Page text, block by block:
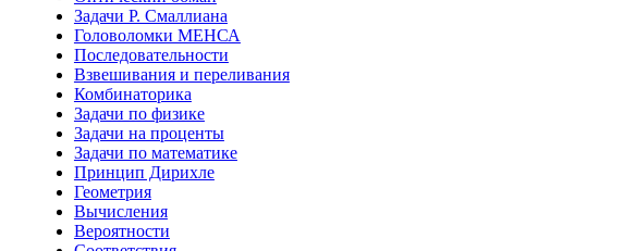
Задачи Р. Смаллиана
Головоломки МЕНСА
Последовательности
Взвешивания и переливания
Комбинаторика
Задачи по физике
Задачи на проценты
Задачи по математике
Принцип Дирихле
Геометрия
Вычисления
Вероятности